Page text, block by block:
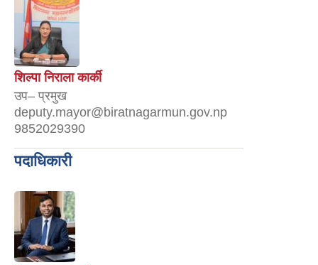
शिल्पा निराला कार्की
उप– प्रमुख
deputy.mayor@biratnagarmun.gov.np
9852029390
पदाधिकारी